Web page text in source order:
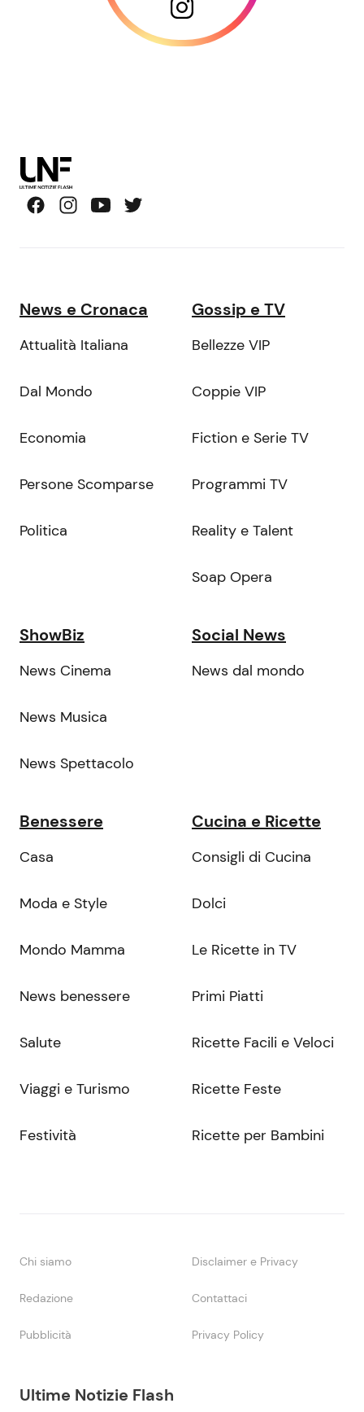
Ultime Notizie Flash
News e Cronaca
Attualità Italiana
Dal Mondo
Economia
Persone Scomparse
Politica
Gossip e TV
Bellezze VIP
Coppie VIP
Fiction e Serie TV
Programmi TV
Reality e Talent
Soap Opera
ShowBiz
News Cinema
News Musica
News Spettacolo
Social News
News dal mondo
Benessere
Casa
Moda e Style
Mondo Mamma
News benessere
Salute
Viaggi e Turismo
Festività
Cucina e Ricette
Consigli di Cucina
Dolci
Le Ricette in TV
Primi Piatti
Ricette Facili e Veloci
Ricette Feste
Ricette per Bambini
Chi siamo Disclaimer e Privacy
Redazione Contattaci
Pubblicità Privacy Policy